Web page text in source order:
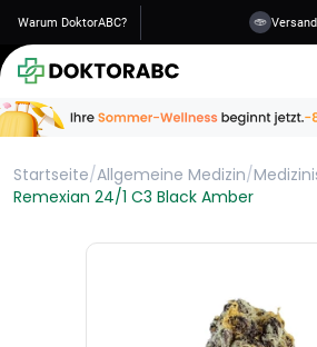
Warum DoktorABC?
Startseite/Allgemeine Medizin/
Remexian 24/1 C3 Black Amber